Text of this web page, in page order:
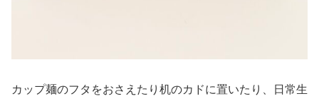
カップ麺のフタをおさえたり机のカドに置いたり、日常生